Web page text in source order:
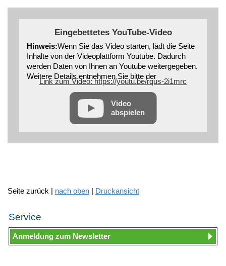
Eingebettetes YouTube-Video
Hinweis:Wenn Sie das Video starten, lädt die Seite
Inhalte von der Videoplattform Youtube. Dadurch
werden Daten von Ihnen an Youtube weitergegeben.
Weitere Details entnehmen Sie bitte der
Datenschutzerklärung
Link zum Video: https://youtu.be/rqus-2i1mrc
Video
abspielen
Seite zurück | nach oben | Druckansicht
Service
Anmeldung zum Newsletter